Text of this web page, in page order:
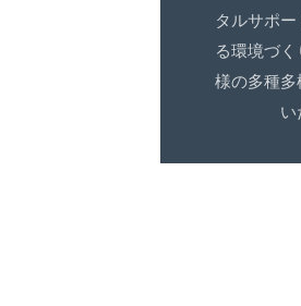
タルサポ
る環境づ
様の多種多
い